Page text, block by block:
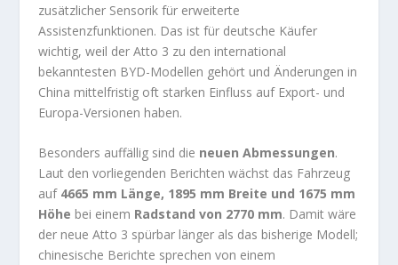
zusätzlicher Sensorik für erweiterte
Assistenzfunktionen. Das ist für deutsche Käufer
wichtig, weil der Atto 3 zu den international
bekanntesten BYD-Modellen gehört und Änderungen in
China mittelfristig oft starken Einfluss auf Export- und
Europa-Versionen haben.
Besonders auffällig sind die neuen Abmessungen.
Laut den vorliegenden Berichten wächst das Fahrzeug
auf 4665 mm Länge, 1895 mm Breite und 1675 mm
Höhe bei einem Radstand von 2770 mm. Damit wäre
der neue Atto 3 spürbar länger als das bisherige Modell;
chinesische Berichte sprechen von einem